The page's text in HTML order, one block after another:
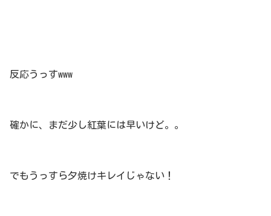
反応うっすwww
確かに、まだ少し紅葉には早いけど。。
でもうっすら夕焼けキレイじゃない！